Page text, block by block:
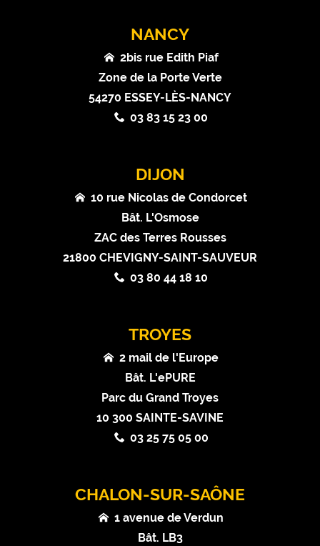
NANCY
2bis rue Edith Piaf
Zone de la Porte Verte
54270 ESSEY-LÈS-NANCY
03 83 15 23 00
DIJON
10 rue Nicolas de Condorcet
Bât. L'Osmose
ZAC des Terres Rousses
21800 CHEVIGNY-SAINT-SAUVEUR
03 80 44 18 10
TROYES
2 mail de l'Europe
Bât. L'ePURE
Parc du Grand Troyes
10 300 SAINTE-SAVINE
03 25 75 05 00
CHALON-SUR-SAÔNE
1 avenue de Verdun
Bât. LB3